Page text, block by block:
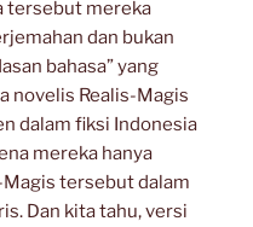
tersebut mereka
dan bukan
bahasa” yang
novelis Realis-Magis
dalam fiksi Indonesia
mereka hanya
tersebut dalam
Dan kita tahu, versi